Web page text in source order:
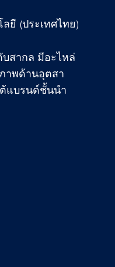
ยี (ประเทศไทย)
สากล มีอะไหล่
าพด้านอุตสา
แบรนด์ชั้นนำ